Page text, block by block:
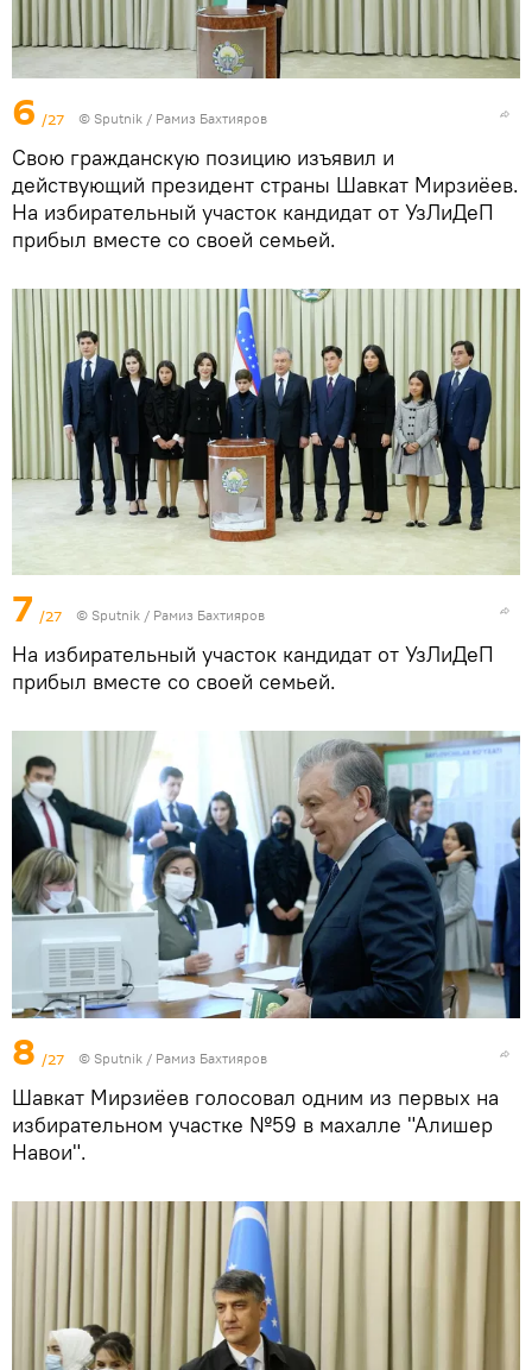
6 /27 © Sputnik / Рамиз Бахтияров
Свою гражданскую позицию изъявил и
действующий президент страны Шавкат Мирзиёев.
На избирательный участок кандидат от УзЛиДеП
прибыл вместе со своей семьей.
7 /27 © Sputnik / Рамиз Бахтияров
На избирательный участок кандидат от УзЛиДеП
прибыл вместе со своей семьей.
8 /27 © Sputnik / Рамиз Бахтияров
Шавкат Мирзиёев голосовал одним из первых на
избирательном участке №59 в махалле "Алишер
Навои".